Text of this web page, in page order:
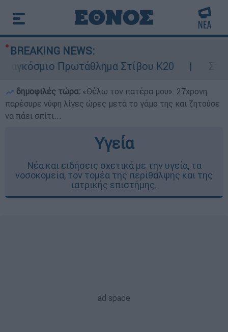
BREAKING NEWS:
Πρωτάθλημα Στίβου Κ20
Στον
δημοφιλές τώρα: «Θέλω τον πατέρα μου»: 27χρονη
παρέσυρε νύφη λίγες ώρες μετά το γάμο της και ζητούσε
να πάει σπίτι...
Υγεία
Νέα και ειδήσεις σχετικά με την υγεία, τα
νοσοκομεία, τον τομέα της περίθαλψης και της
ιατρικής επιστήμης.